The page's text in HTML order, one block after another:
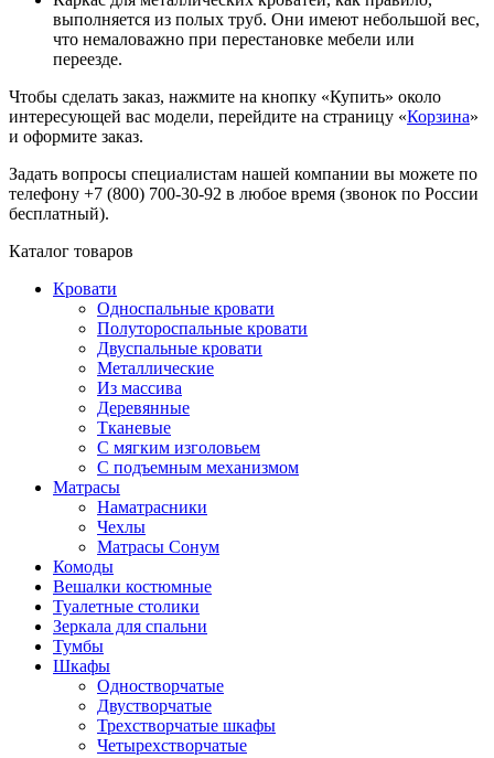
выполняется из полых труб. Они имеют небольшой вес,
что немаловажно при перестановке мебели или
переезде.
Чтобы сделать заказ, нажмите на кнопку «Купить» около
интересующей вас модели, перейдите на страницу «Корзина»
и оформите заказ.
Задать вопросы специалистам нашей компании вы можете по
телефону +7 (800) 700-30-92 в любое время (звонок по России
бесплатный).
Каталог товаров
Кровати
Односпальные кровати
Полутороспальные кровати
Двуспальные кровати
Металлические
Из массива
Деревянные
Тканевые
С мягким изголовьем
С подъемным механизмом
Матрасы
Наматрасники
Чехлы
Матрасы Сонум
Комоды
Вешалки костюмные
Туалетные столики
Зеркала для спальни
Тумбы
Шкафы
Одностворчатые
Двустворчатые
Трехстворчатые шкафы
Четырехстворчатые